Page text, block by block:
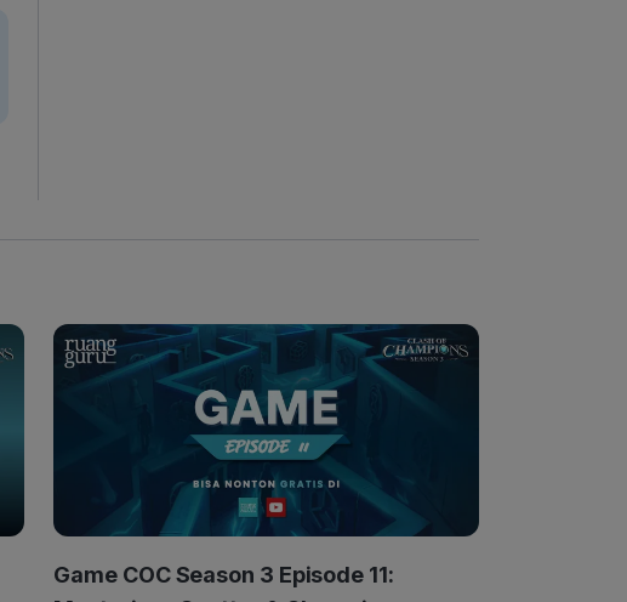
Game COC Season 3 Episode 11: